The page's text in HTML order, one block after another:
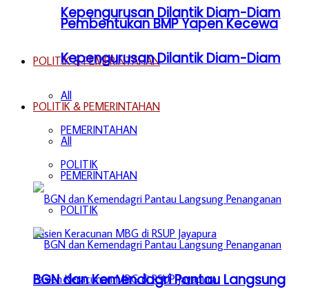
Kepengurusan Dilantik Diam-Diam
POLITIK & PEMERINTAHAN
All
PEMERINTAHAN
POLITIK
BGN dan Kemendagri Pantau Langsung
Pembentukan BMP Yapen Kecewa
Kepengurusan Dilantik Diam-Diam
POLITIK & PEMERINTAHAN
All
PEMERINTAHAN
POLITIK